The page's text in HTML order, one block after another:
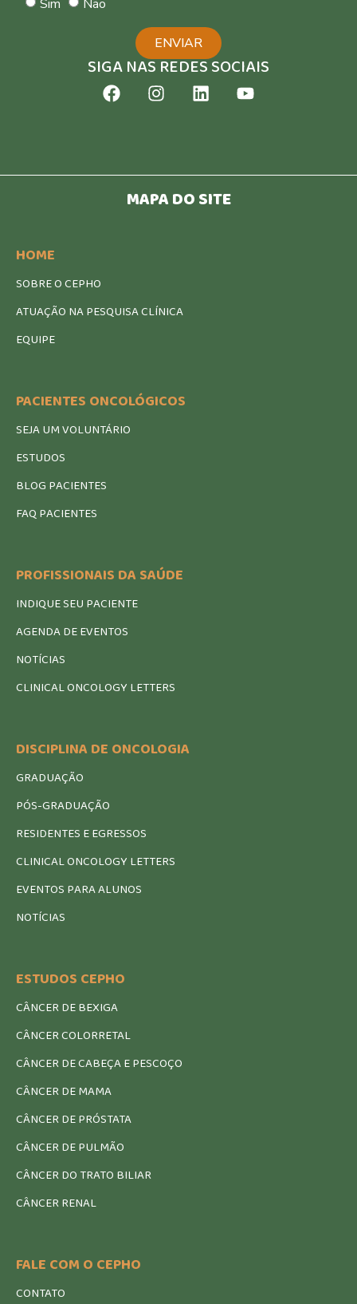
Sim Não
ENVIAR
SIGA NAS REDES SOCIAIS
MAPA DO SITE
HOME
SOBRE O CEPHO
ATUAÇÃO NA PESQUISA CLÍNICA
EQUIPE
PACIENTES ONCOLÓGICOS
SEJA UM VOLUNTÁRIO
ESTUDOS
BLOG PACIENTES
FAQ PACIENTES
PROFISSIONAIS DA SAÚDE
INDIQUE SEU PACIENTE
AGENDA DE EVENTOS
NOTÍCIAS
CLINICAL ONCOLOGY LETTERS
DISCIPLINA DE ONCOLOGIA
GRADUAÇÃO
PÓS-GRADUAÇÃO
RESIDENTES E EGRESSOS
CLINICAL ONCOLOGY LETTERS
EVENTOS PARA ALUNOS
NOTÍCIAS
ESTUDOS CEPHO
CÂNCER DE BEXIGA
CÂNCER COLORRETAL
CÂNCER DE CABEÇA E PESCOÇO
CÂNCER DE MAMA
CÂNCER DE PRÓSTATA
CÂNCER DE PULMÃO
CÂNCER DO TRATO BILIAR
CÂNCER RENAL
FALE COM O CEPHO
CONTATO